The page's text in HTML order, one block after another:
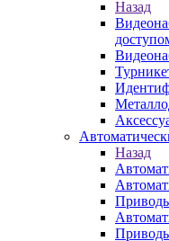
Назад
Назад